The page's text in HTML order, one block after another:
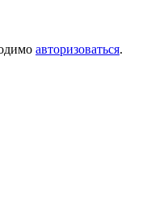
авторизоваться.